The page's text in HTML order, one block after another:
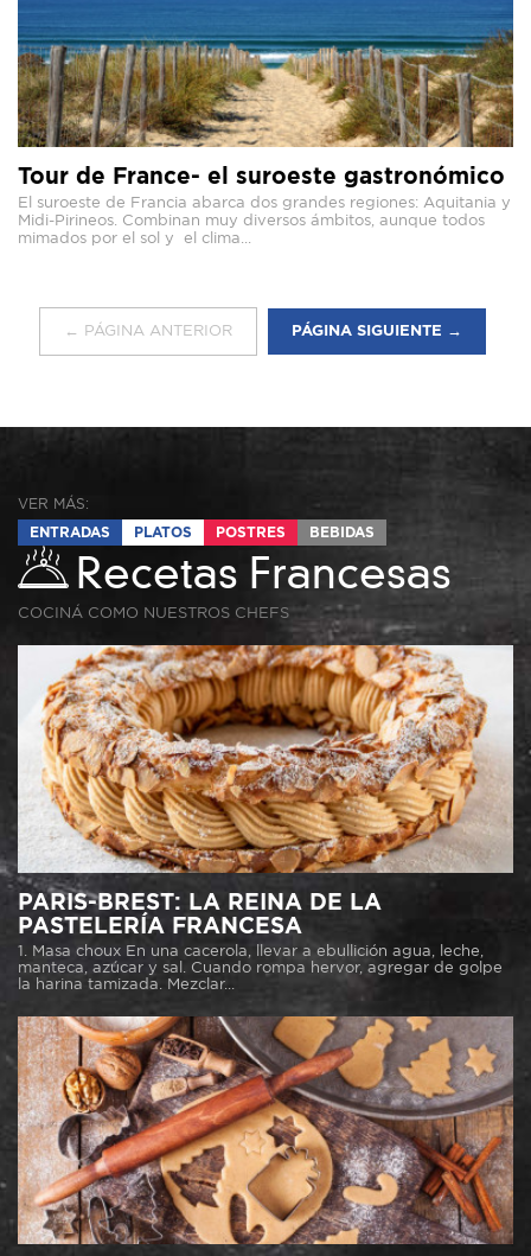
Tour de France- el suroeste gastronómico
El suroeste de Francia abarca dos grandes regiones: Aquitania y
Midi-Pirineos. Combinan muy diversos ámbitos, aunque todos
mimados por el sol y el clima...
← PÁGINA ANTERIOR PÁGINA SIGUIENTE →
VER MÁS:
ENTRADAS
PLATOS POSTRES BEBIDAS
Recetas Francesas
COCINÁ COMO NUESTROS CHEFS
PARIS-BREST: LA REINA DE LA
PASTELERÍA FRANCESA
1. Masa choux En una cacerola, llevar a ebullición agua, leche,
manteca, azúcar y sal. Cuando rompa hervor, agregar de golpe
la harina tamizada. Mezclar...